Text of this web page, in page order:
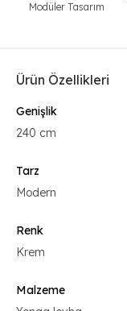
Modüler Tasarım
Ürün Özellikleri
Genişlik
240 cm
Tarz
Modern
Renk
Krem
Malzeme